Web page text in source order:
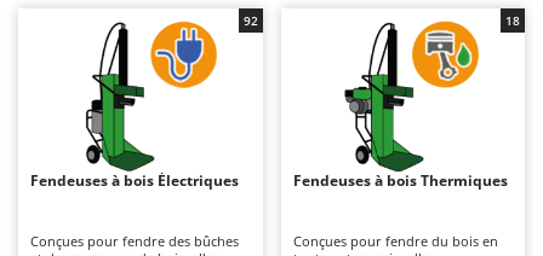
Aspirateurs - Balais Électriques
Aspirateurs à cendres
Aspirateurs à feuilles sur roues
Aspirateurs de piscine
Aspirateurs Multifonctions
Atomiseurs pour traitements
Aima
Airmec
AL-KO
ALA 2000
Alce
Ama
Fendeuses à bois Électriques
Conçues pour fendre des bûches
92
Fendeuses à bois Thermiques
Conçues pour fendre du bois en
18